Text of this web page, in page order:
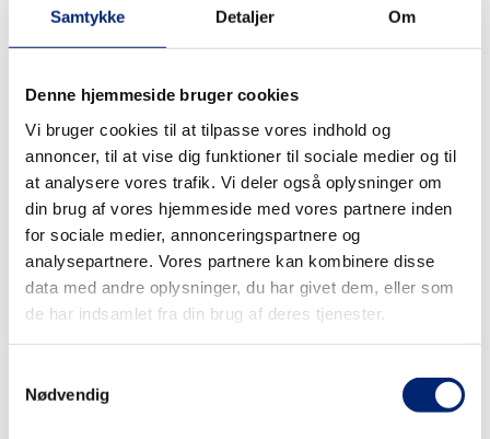
Samtykke Detaljer Om
Denne hjemmeside bruger cookies
Vi bruger cookies til at tilpasse vores indhold og
annoncer, til at vise dig funktioner til sociale medier og til
at analysere vores trafik. Vi deler også oplysninger om
din brug af vores hjemmeside med vores partnere inden
for sociale medier, annonceringspartnere og
analysepartnere. Vores partnere kan kombinere disse
data med andre oplysninger, du har givet dem, eller som
de har indsamlet fra din brug af deres tjenester.
Nødvendig
September 2026
4. sep 08:00- 17:00 Havnen i Nykøbing
DragebådsRegatta i Nykøbing
24. sep Byggeri, Bjørnevej 9, 7700 Thisted
Åbent Hus:
Svendeprøveafslutning for
tømrere og murere, kl. 16.30-18.30